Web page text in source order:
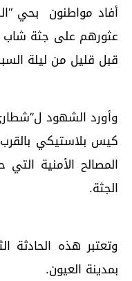
أفاد مواطنون بحي
عثورهم على جثة شاب
قبل قليل من ليلة
وأورد الشهود
كيس بلاستيكي
المصالح الأمنية
الجثة.
بمدينة العيون.